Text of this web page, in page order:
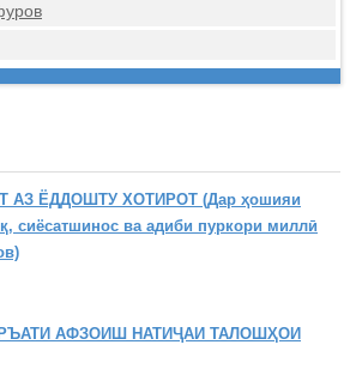
АЗ ЁДДОШТУ ХОТИРОТ (Дар ҳошияи
сиёсатшинос ва адиби пуркори миллӣ
АФЗОИШ НАТИҶАИ ТАЛОШҲОИ